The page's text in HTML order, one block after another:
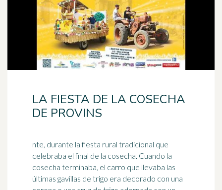
LA FIESTA DE LA COSECHA
DE PROVINS
nte, durante la fiesta rural tradicional que
celebraba el final de la cosecha. Cuando la
cosecha terminaba, el carro que llevaba las
últimas gavillas de trigo era decorado con una